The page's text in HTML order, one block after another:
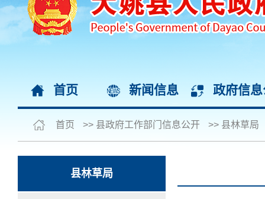
首页 新闻信息 政府信
首页 >> 县政府工作部门信息公开 >> 县林草局
县林草局